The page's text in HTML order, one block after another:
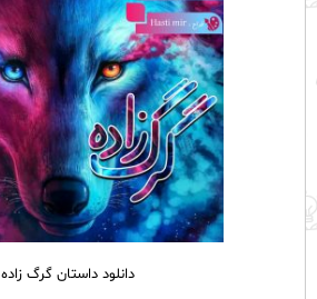
دانلود داستان گرگ زاده